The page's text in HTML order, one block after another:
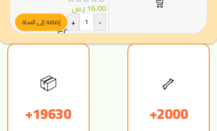
16.00 ر.س
-
+ إضافة إلى السلة
🦴
2000+
📦
19630+